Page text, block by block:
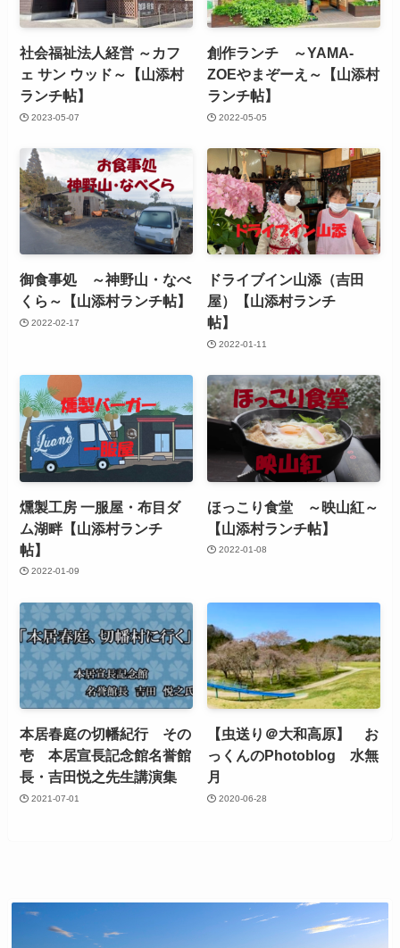
社会福祉法人経営 ～カフ
ェ サン ウッド～【山添村
ランチ帖】
2023-05-07
創作ランチ ～YAMA-
ZOEやまぞーえ～【山添村
ランチ帖】
2022-05-05
御食事処 ～神野山・なべ
くら～【山添村ランチ帖】
2022-02-17
ドライブイン山添（吉田
屋）【山添村ランチ
帖】
2022-01-11
燻製工房 一服屋・布目ダ
ム湖畔【山添村ランチ
帖】
2022-01-09
ほっこり食堂 ～映山紅～
【山添村ランチ帖】
2022-01-08
本居春庭の切幡紀行 その
壱 本居宣長記念館名誉館
長・吉田悦之先生講演集
2021-07-01
【虫送り＠大和高原】 お
っくんのPhotoblog 水無
月
2020-06-28